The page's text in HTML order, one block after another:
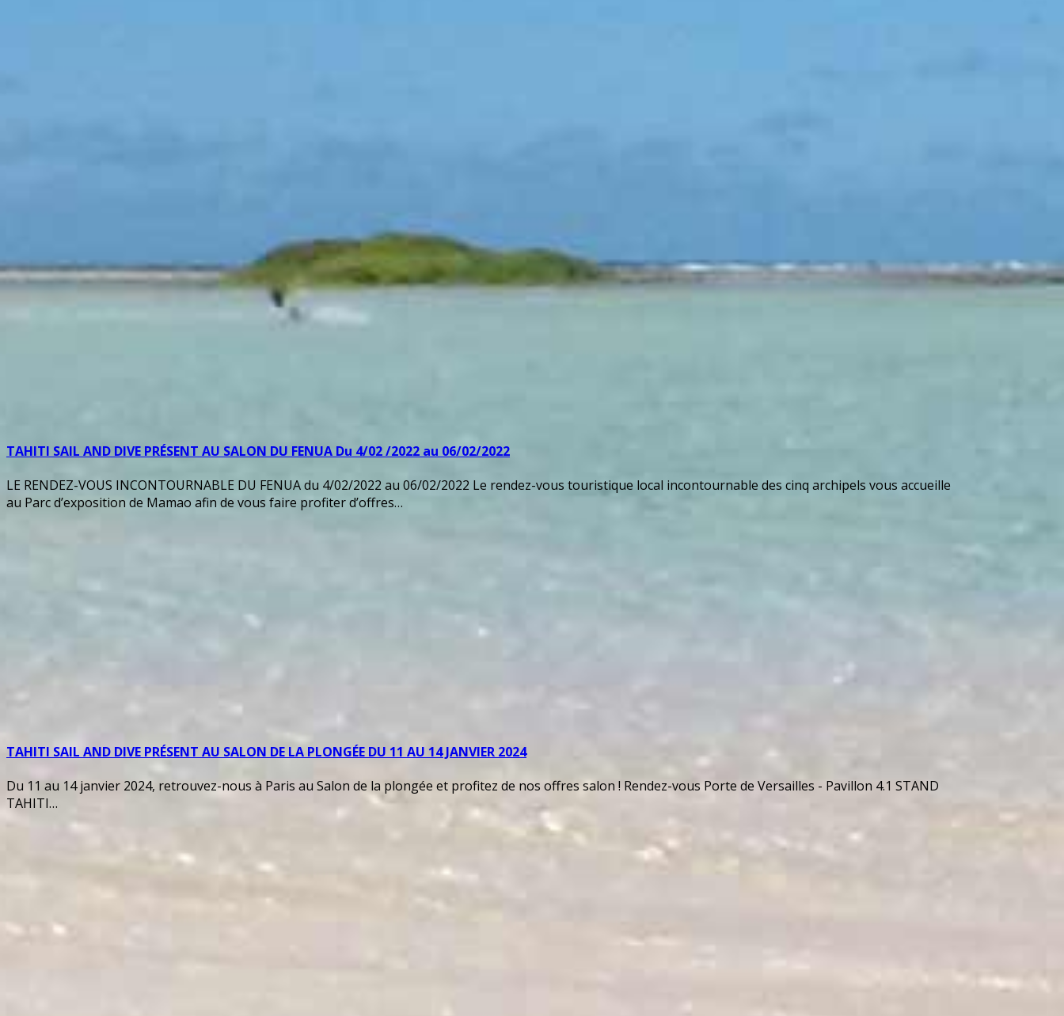
TAHITI SAIL AND DIVE PRÉSENT AU SALON DU FENUA Du 4/02 /2022 au 06/02/2022
LE RENDEZ-VOUS INCONTOURNABLE DU FENUA du 4/02/2022 au 06/02/2022 Le rendez-vous touristique local incontournable des cinq archipels vous accueille
au Parc d’exposition de Mamao afin de vous faire profiter d’offres…
TAHITI SAIL AND DIVE PRÉSENT AU SALON DE LA PLONGÉE DU 11 AU 14 JANVIER 2024
Du 11 au 14 janvier 2024, retrouvez-nous à Paris au Salon de la plongée et profitez de nos offres salon ! Rendez-vous Porte de Versailles - Pavillon 4.1 STAND
TAHITI…